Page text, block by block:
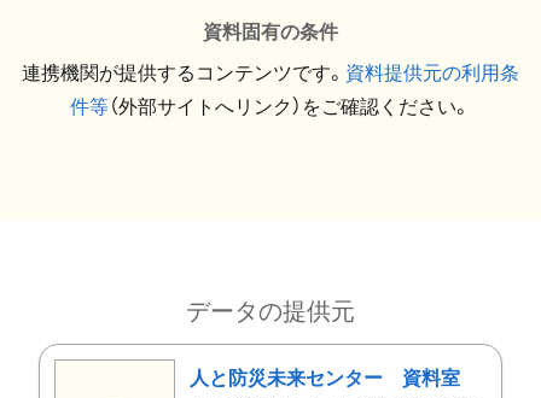
資料固有の条件
連携機関が提供するコンテンツです。 資料提供元の利用条
件等（外部サイトへリンク）をご確認ください。
データの提供元
人と防災未来センター 資料室